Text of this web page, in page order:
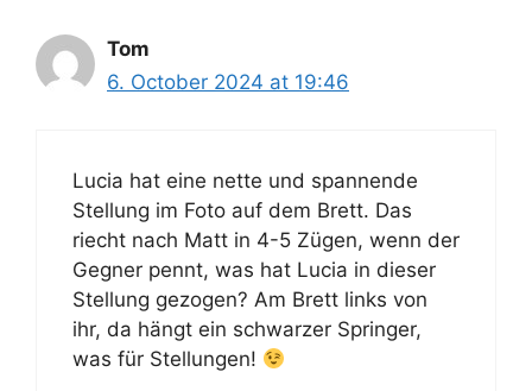
Tom
6. October 2024 at 19:46
Lucia hat eine nette und spannende
Stellung im Foto auf dem Brett. Das
riecht nach Matt in 4-5 Zügen, wenn der
Gegner pennt, was hat Lucia in dieser
Stellung gezogen? Am Brett links von
ihr, da hängt ein schwarzer Springer,
was für Stellungen!